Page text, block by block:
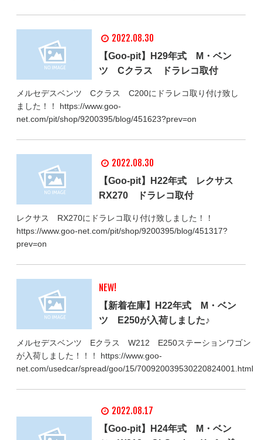
2022.08.30
【Goo-pit】H29年式 M・ベン
ツ Cクラス ドラレコ取付
メルセデスベンツ Cクラス C200にドラレコ取り付け致し
ました！！ https://www.goo-
net.com/pit/shop/9200395/blog/451623?prev=on
2022.08.30
【Goo‐pit】H22年式 レクサス
RX270 ドラレコ取付
レクサス RX270にドラレコ取り付け致しました！！
https://www.goo-net.com/pit/shop/9200395/blog/451317?
prev=on
NEW!
【新着在庫】H22年式 M・ベン
ツ E250が入荷しました♪
メルセデスベンツ Eクラス W212 E250ステーションワゴン
が入荷しました！！！ https://www.goo-
net.com/usedcar/spread/goo/15/700920039530220824001.html
2022.08.17
【Goo‐pit】H24年式 M・ベン